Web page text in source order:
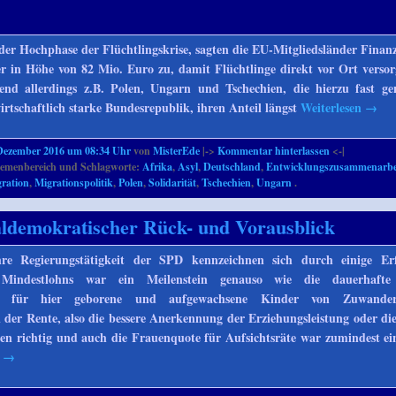
Hochphase der Flüchtlingskrise, sagten die EU-Mitgliedsländer
in Höhe von 82 Mio. Euro zu, damit Flüchtlinge direkt vor Ort
allerdings z.B. Polen, Ungarn und Tschechien, die hierzu fast
starke Bundesrepublik, ihren Anteil längstWeiterlesen →
2016 um 08:34 UhrvonMisterEde |->Kommentar hinterlassen <-|
und Schlagworte:Afrika,Asyl,Deutschland,
,Migrationspolitik,Polen,Solidarität,Tschechien,Ungarn.
Rück- und Vorausblick
Regierungstätigkeit der SPD kennzeichnen sich durch einige
war ein Meilenstein genauso wie die dauerhafte
für hier geborene und aufgewachsene Kinder von
der Rente, also die bessere Anerkennung der Erziehungsleistung oder
richtig und auch die Frauenquote für Aufsichtsräte war zumindest
→